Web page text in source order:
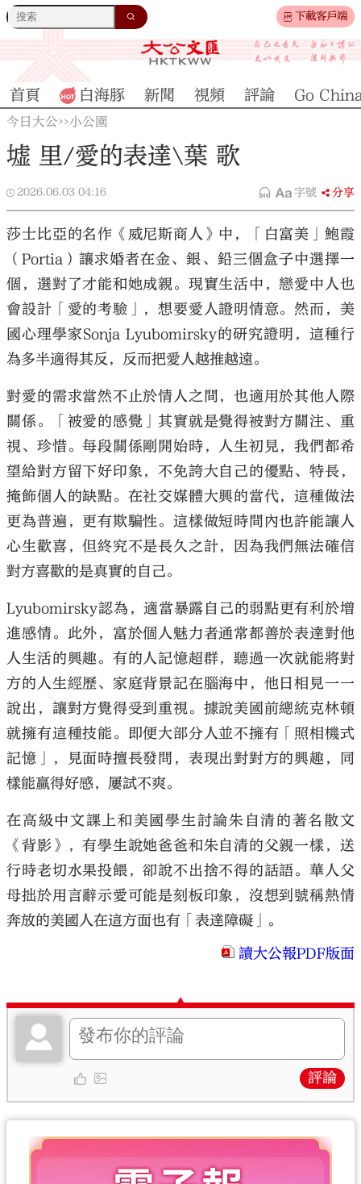
下載客戶端
大公文匯
首頁 白海豚 新聞 視頻 評論 Go
今日大公>>小公園
墟 里/愛的表達\葉 歌
2026.06.03 04:16 字號 分享
莎士比亞的名作《威尼斯商人》中，「白富美」鮑霞
（Portia）讓求婚者在金、銀、鉛三個盒子中選擇一
個，選對了才能和她成親。現實生活中，戀愛中人也
會設計「愛的考驗」，想要愛人證明情意。然而，美
國心理學家Sonja Lyubomirsky的研究證明，這種行
為多半適得其反，反而把愛人越推越遠。
對愛的需求當然不止於情人之間，也適用於其他人際
關係。「被愛的感覺」其實就是覺得被對方關注、重
視、珍惜。每段關係剛開始時，人生初見，我們都希
望給對方留下好印象，不免誇大自己的優點、特長，
掩飾個人的缺點。在社交媒體大興的當代，這種做法
更為普遍，更有欺騙性。這樣做短時間內也許能讓人
心生歡喜，但終究不是長久之計，因為我們無法確信
對方喜歡的是真實的自己。
Lyubomirsky認為，適當暴露自己的弱點更有利於增
進感情。此外，富於個人魅力者通常都善於表達對他
人生活的興趣。有的人記憶超群，聽過一次就能將對
方的人生經歷、家庭背景記在腦海中，他日相見一一
說出，讓對方覺得受到重視。據說美國前總統克林頓
就擁有這種技能。即便大部分人並不擁有「照相機式
記憶」，見面時擅長發問，表現出對對方的興趣，同
樣能贏得好感，屢試不爽。
在高級中文課上和美國學生討論朱自清的著名散文
《背影》，有學生說她爸爸和朱自清的父親一樣，送
行時老切水果投餵，卻說不出捨不得的話語。華人父
母拙於用言辭示愛可能是刻板印象，沒想到號稱熱情
奔放的美國人在這方面也有「表達障礙」。
讀大公報PDF版面
評論